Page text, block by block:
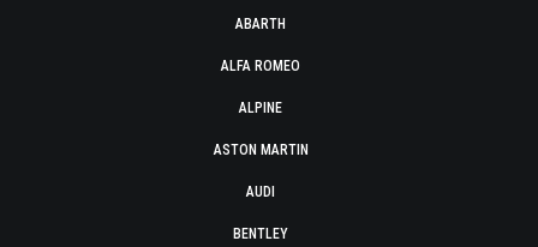
ABARTH
ALFA ROMEO
ALPINE
ASTON MARTIN
AUDI
BENTLEY